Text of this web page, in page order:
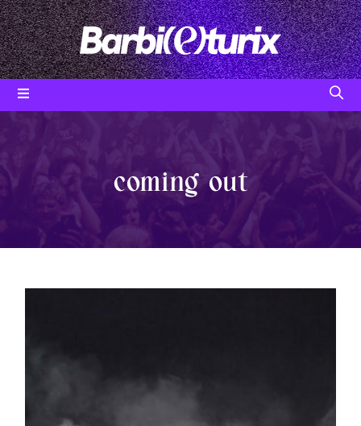
Skip
to
content
coming out